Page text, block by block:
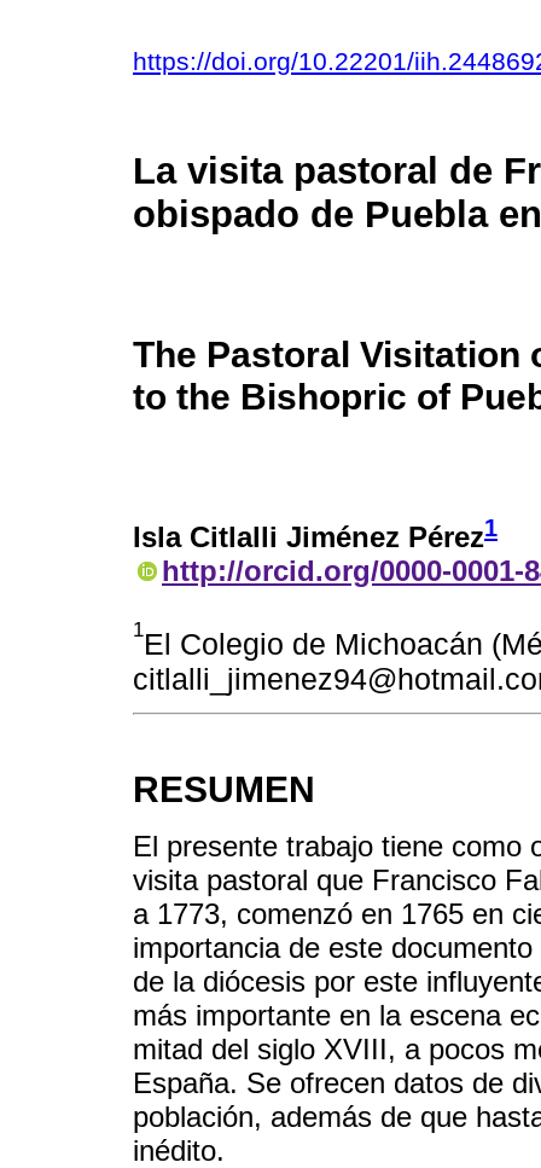
https://doi.org/10.22201/
La visita pastoral de
obispado de Puebla
The Pastoral Visitation
to the Bishopric of
Isla Citlalli Jiménez Pérez1
http://orcid.org/0000-0001-
1El Colegio de Michoacán
RESUMEN
El presente trabajo tiene como
visita pastoral que Francisco
a 1773, comenzó en 1765 en
importancia de este
de la diócesis por este
más importante en la escena
mitad del siglo XVIII, a pocos
España. Se ofrecen datos de
población, además de que
inédito.